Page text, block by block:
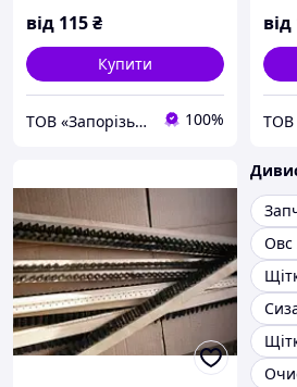
від 115₴
Купити
ТОВ «Запорізький Зерновоз» 100%
від
ТОВ
Овс